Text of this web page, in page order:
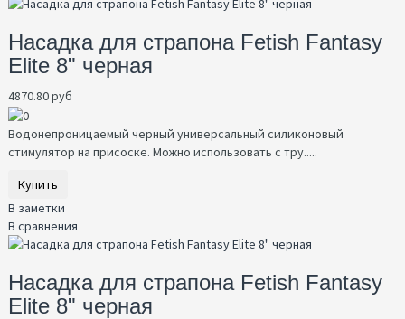
Насадка для страпона Fetish Fantasy
Elite 8" черная
4870.80 руб
Водонепроницаемый черный универсальный силиконовый
стимулятор на присоске. Можно использовать с тру.....
Купить
В заметки
В сравнения
Насадка для страпона Fetish Fantasy
Elite 8" черная